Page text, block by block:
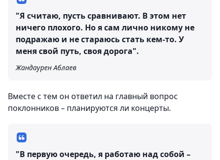
"Я считаю, пусть сравнивают. В этом нет
ничего плохого. Но я сам лично никому не
подражаю и не стараюсь стать кем-то. У
меня свой путь, своя дорога".
Жандаурен Аблаев
Вместе с тем он ответил на главный вопрос
поклонников – планируются ли концерты.
"В первую очередь, я работаю над собой –